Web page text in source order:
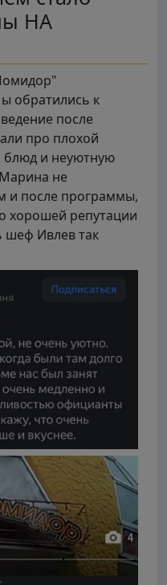
НА
обратились к
после
про плохой
блюд и неуютную
не
и после программы,
хорошей репутации
шеф Ивлев так